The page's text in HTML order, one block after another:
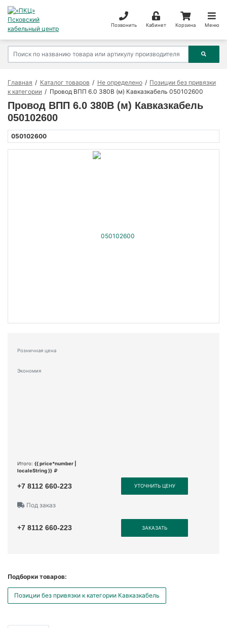
Позвонить Кабинет Корзина Меню
Главная Каталог товаров Не определено
Позиции без привязки
к категории
Провод ВПП 6.0 380В (м) Кавказкабель 050102600
Провод ВПП 6.0 380В (м) Кавказкабель
050102600
050102600
Розничная цена
Экономия
Итого: {{ price*number |
localeString }}
+7 8112 660-223 УТОЧНИТЬ ЦЕНУ
Под заказ
+7 8112 660-223 ЗАКАЗАТЬ
Подборки товаров:
Позиции без привязки к категории Кавказкабель